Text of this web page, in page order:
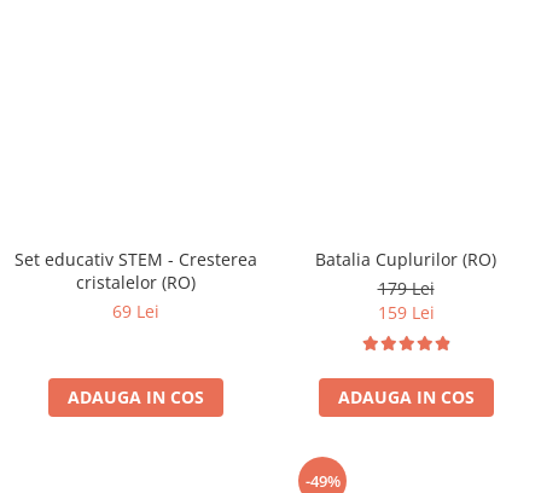
Set educativ STEM - Cresterea
cristalelor (RO)
69 Lei
ADAUGA IN COS
Batalia Cuplurilor (RO)
179 Lei
159 Lei
ADAUGA IN COS
-49%